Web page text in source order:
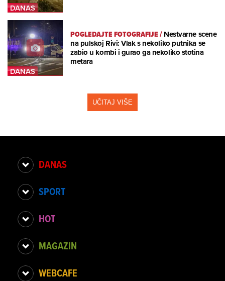
POGLEDAJTE FOTOGRAFIJE/Nestvarne scene
na pulskoj Rivi: Vlak s nekoliko putnika se
zabio u kombi i gurao ga nekoliko stotina
metara
UČITAJ VIŠE
DANAS
SPORT
HOT
MAGAZIN
WEBCAFE